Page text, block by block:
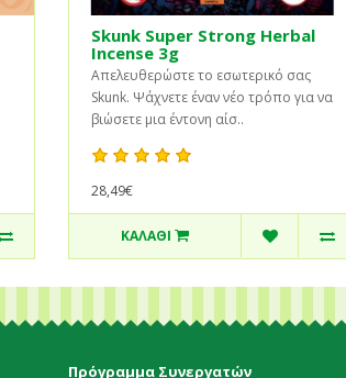
Skunk Super Strong Herbal
Incense 3g
Απελευθερώστε το εσωτερικό σας
Skunk. Ψάχνετε έναν νέο τρόπο για να
βιώσετε μια έντονη αίσ..
28,49€
ΚΑΛΆΘΙ
Πρόγραμμα Συνεργατών